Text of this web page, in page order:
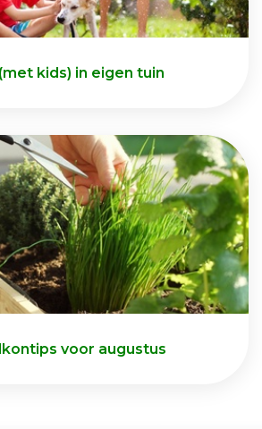
kids) in eigen tuin
voor augustus